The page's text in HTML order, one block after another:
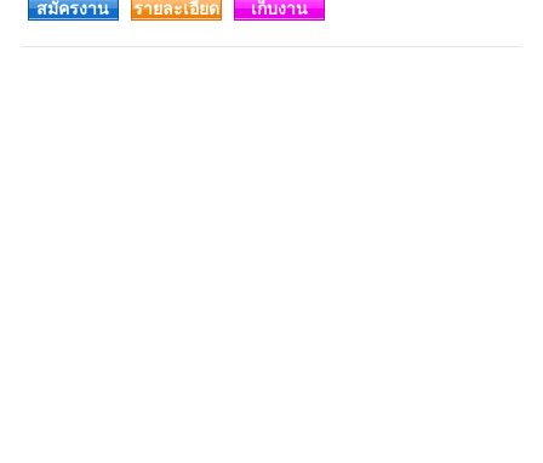
สมัครงาน รายละเอียด เก็บงาน